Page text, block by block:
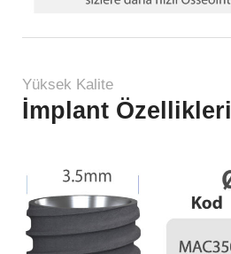
Yüksek Kalite
İmplant Özellikleri